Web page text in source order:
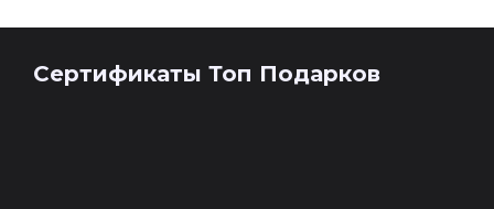
Сертификаты Топ Подарков